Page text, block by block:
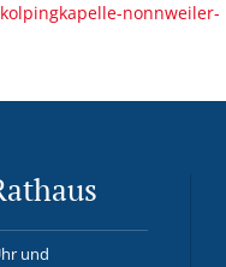
nonnweiler-
und